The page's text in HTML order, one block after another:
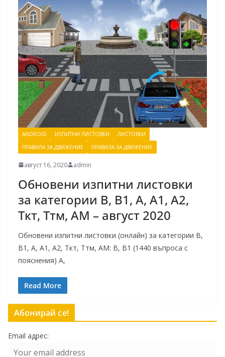
ANDROID ИЗПИТНИ ЛИСТОВКИ
ЛИСТОВКИ
ПРАВИЛА ЗА ДВИЖЕНИЕ
ПРАВИЛА ЗА ДВИЖЕНИЕ
август 16, 2020 admin
Обновени изпитни листовки
за категории В, В1, А, А1, A2,
Ткт, Ттм, AМ – август 2020
Обновени изпитни листовки (онлайн) за категории В,
В1, А, А1, A2, Ткт, Ттм, AМ: В, В1 (1440 въпроса с
пояснения) А,
Read More
Абонирай се!
Email адрес: